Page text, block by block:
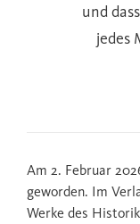
und
jedes
Am 2. Februar
geworden. Im
Werke des